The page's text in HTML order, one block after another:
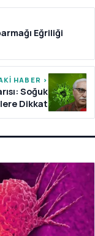
Eğriliği
HABER ›
Soğuk
Dikkat